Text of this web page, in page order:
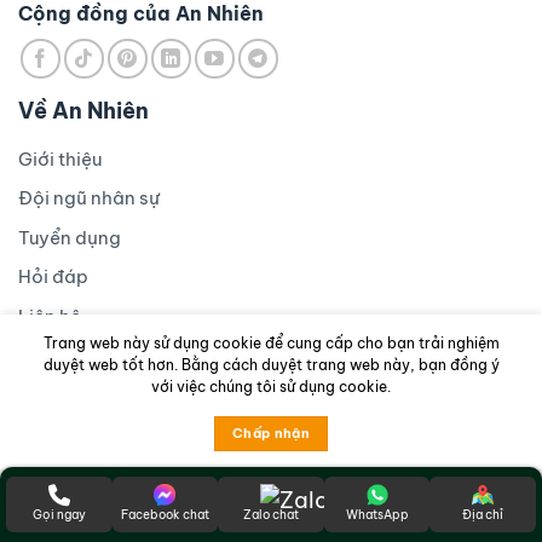
Cộng đồng của An Nhiên
Về An Nhiên
Giới thiệu
Đội ngũ nhân sự
Tuyển dụng
Hỏi đáp
Liên hệ
Chính sách & hỗ trợ
Hướng dẫn thanh toán
Tuyển cộng tác viên
Trung tâm hỗ trợ
Gọi ngay Facebook chat Zalo chat WhatsApp Địa chỉ
Trang web này sử dụng cookie để cung cấp cho bạn trải nghiệm
duyệt web tốt hơn. Bằng cách duyệt trang web này, bạn đồng ý
với việc chúng tôi sử dụng cookie.
Chấp nhận